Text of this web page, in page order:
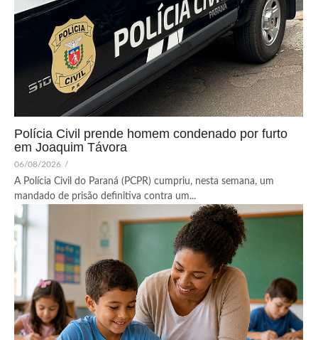
Polícia Civil prende homem condenado por furto
em Joaquim Távora
06/08/2026 /
A Polícia Civil do Paraná (PCPR) cumpriu, nesta semana, um
mandado de prisão definitiva contra um...